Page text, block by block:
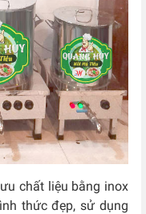
chất liệu bằng inox
thức đẹp, sử dụng